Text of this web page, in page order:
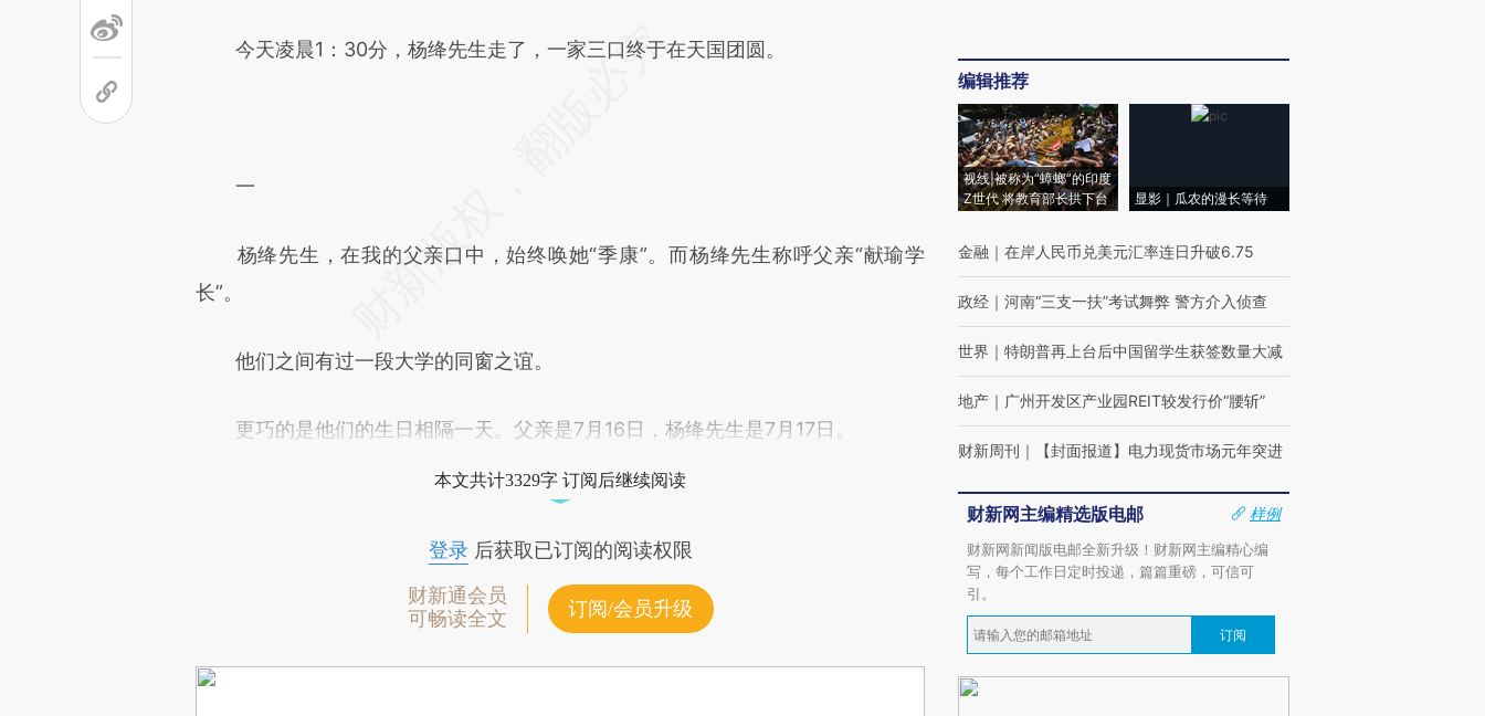
今天凌晨1：30分，杨绛先生走了，一家三口终于在天国团圆。
一
杨绛先生，在我的父亲口中，始终唤她“季康”。而杨绛先生称呼父亲“献瑜学
长”。
他们之间有过一段大学的同窗之谊。
更巧的是他们的生日相隔一天。父亲是7月16日，杨绛先生是7月17日。
本文共计3329字 订阅后继续阅读
登录后获取已订阅的阅读权限
财新通会员
可畅读全文
订阅/会员升级
编辑推荐
视线|被称为“蟑螂”的印度
Z世代 将教育部长拱下台
显影｜瓜农的漫长等待
金融 ｜ 在岸人民币兑美元汇率连日升破6.75
政经 ｜ 河南“三支一扶”考试舞弊 警方介入侦查
世界 ｜ 特朗普再上台后中国留学生获签数量大减
地产 ｜ 广州开发区产业园REIT较发行价“腰斩”
财新周刊 ｜ 【封面报道】电力现货市场元年突进
财新网主编精选版电邮
样例
财新网新闻版电邮全新升级！财新网主编精心编
写，每个工作日定时投递，篇篇重磅，可信可
引。
订阅